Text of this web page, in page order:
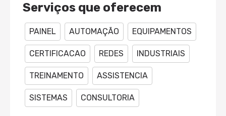
Serviços que oferecem
PAINEL AUTOMAÇÃO EQUIPAMENTOS
CERTIFICACAO REDES INDUSTRIAIS
TREINAMENTO ASSISTENCIA
SISTEMAS CONSULTORIA